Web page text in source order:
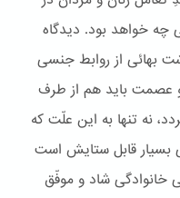
چه خواهد بود. دیدگاه
بهائی از روابط جنسی
عصمت باید هم از طرف
نه تنها به این علّت که
قابل ستایش است
خانوادگی شاد و موفّق